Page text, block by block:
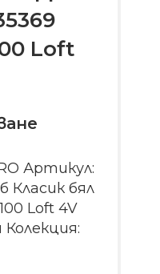
Loft
Артикул:
Класик бял
Loft 4V